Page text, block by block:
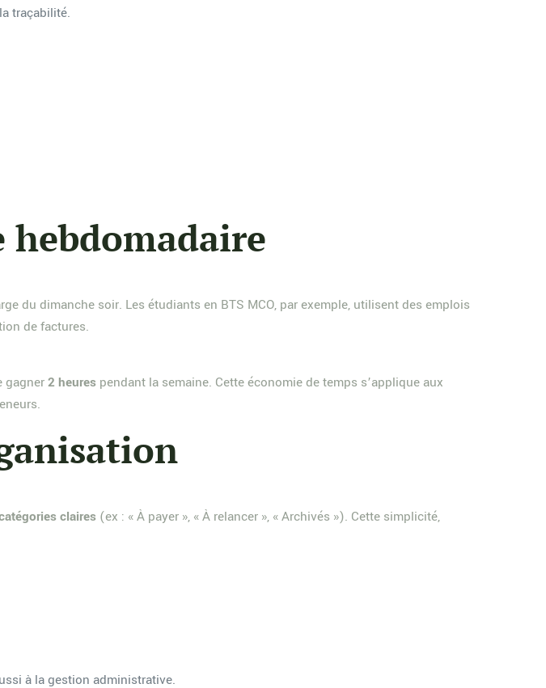
traçabilité.
hebdomadaire
du dimanche soir. Les étudiants en BTS MCO, par exemple, utilisent des emplois
de factures.
gagner2 heures pendant la semaine. Cette économie de temps s’applique aux
claires (ex : « À payer », « À relancer », « Archivés »). Cette simplicité,
à la gestion administrative.